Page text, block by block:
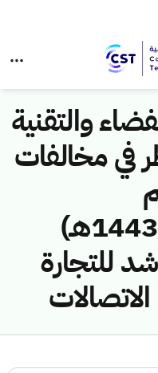
والتقنية
في مخالفات
(42747653/ق/1443هـ)
للتجارة